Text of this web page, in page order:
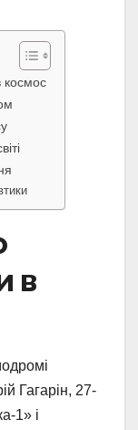
космос
в
Гагарін, 27-
1» і